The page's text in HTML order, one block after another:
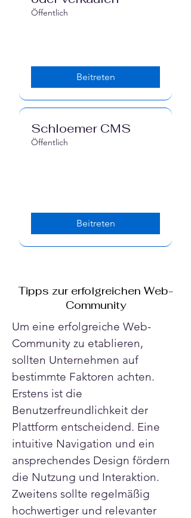
Öffentlich
Beitreten
Schloemer CMS
Öffentlich
Beitreten
Tipps zur erfolgreichen Web-
Community
Um eine erfolgreiche Web-
Community zu etablieren,
sollten Unternehmen auf
bestimmte Faktoren achten.
Erstens ist die
Benutzerfreundlichkeit der
Plattform entscheidend. Eine
intuitive Navigation und ein
ansprechendes Design fördern
die Nutzung und Interaktion.
Zweitens sollte regelmäßig
hochwertiger und relevanter